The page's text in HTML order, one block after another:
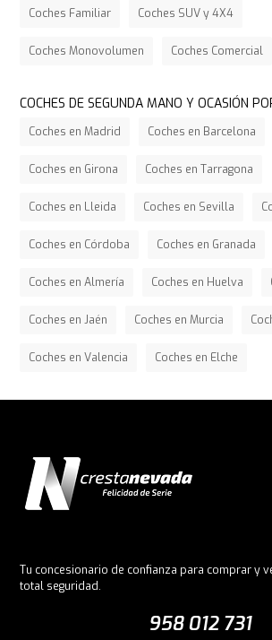
Coches Familiar Coches SUV y 4X4
Coches Monovolumen Coches Comercial
COCHES DE SEGUNDA MANO Y OCASIÓN
Coches en Madrid Coches en Barcelona
Coches en Girona Coches en Tarragona
Coches en Lleida Coches en Sevilla
Coches en Córdoba Coches en Granada
Coches en Almería Coches en Huelva
Coches en Jaén Coches en Murcia
Coches en Valencia Coches en Elche
Tu concesionario de confianza para comprar y
total seguridad.
958 012 731